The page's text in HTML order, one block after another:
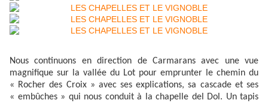
Nous continuons en direction de Carmarans avec une vue
magnifique sur la vallée du Lot pour emprunter le chemin du
« Rocher des Croix » avec ses explications, sa cascade et ses
« embûches » qui nous conduit à la chapelle del Dol. Un tapis